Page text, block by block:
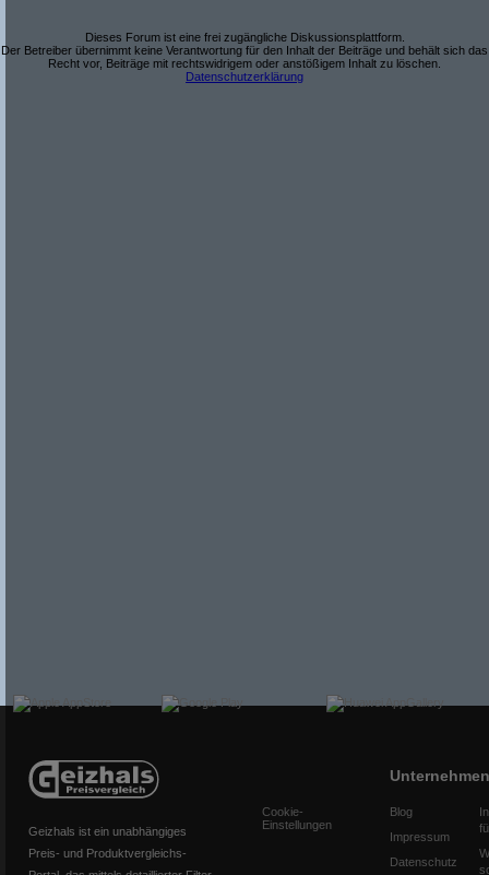
Dieses Forum ist eine frei zugängliche Diskussionsplattform.
Der Betreiber übernimmt keine Verantwortung für den Inhalt der Beiträge und behält sich das
Recht vor, Beiträge mit rechtswidrigem oder anstößigem Inhalt zu löschen.
Datenschutzerklärung
Geizhals ist ein unabhängiges
Preis- und Produktvergleichs-
Cookie-
Einstellungen
Unternehmen
Blog
Impressum
Datenschutz